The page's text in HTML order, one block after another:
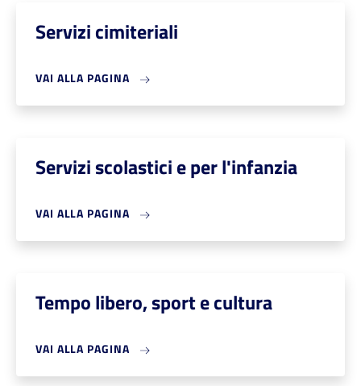
Servizi cimiteriali
VAI ALLA PAGINA
Servizi scolastici e per l'infanzia
VAI ALLA PAGINA
Tempo libero, sport e cultura
VAI ALLA PAGINA